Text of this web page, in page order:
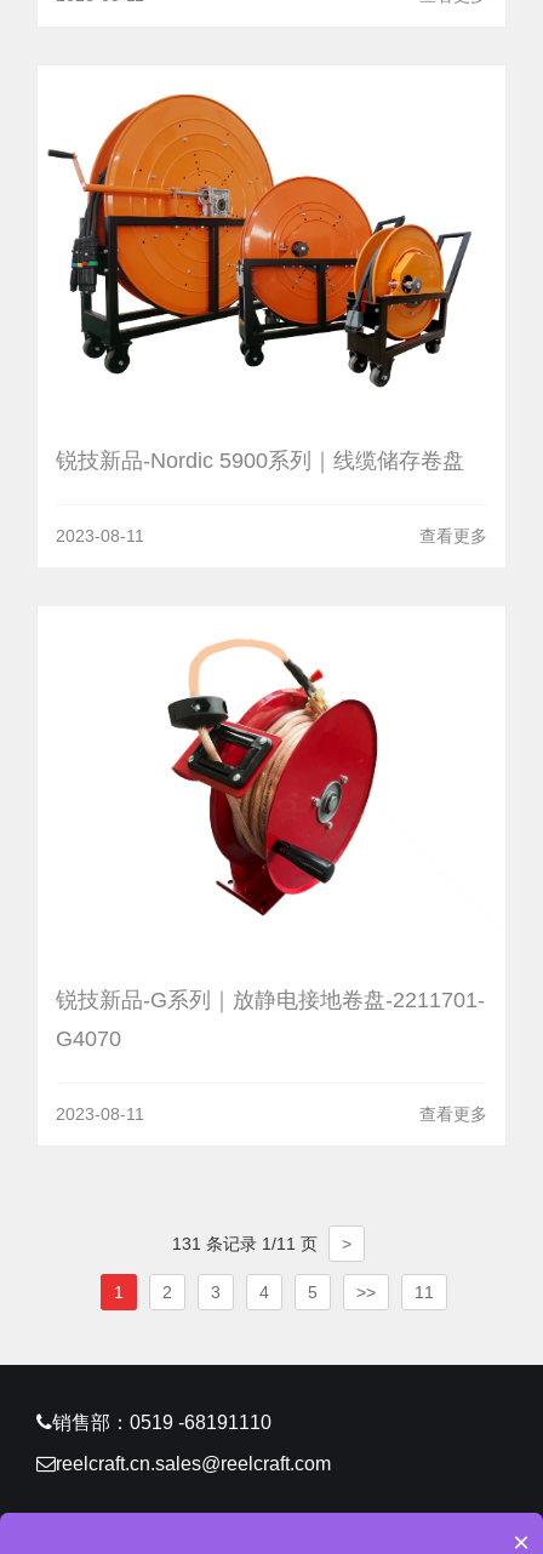
锐技新品-Nordic 5900系列｜线缆储存卷盘
2023-08-11 查看更多
锐技新品-G系列｜放静电接地卷盘-2211701-
G4070
2023-08-11 查看更多
131 条记录 1/11 页 >
1 2 3 4 5 >> 11
销售部：0519 -68191110
reelcraft.cn.sales@reelcraft.com
×